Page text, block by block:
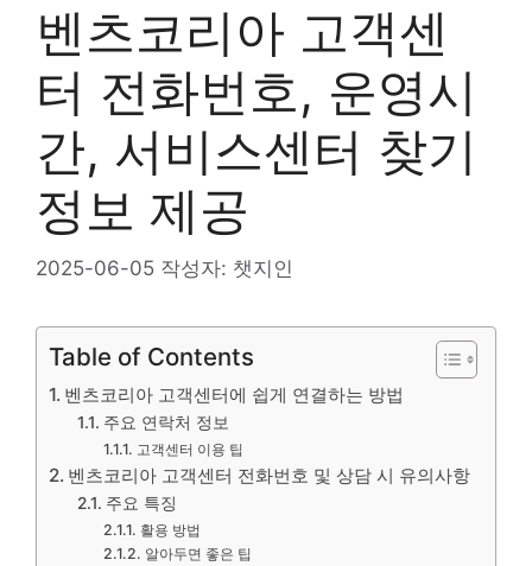
벤츠코리아 고객센
터 전화번호, 운영시
간, 서비스센터 찾기
정보 제공
2025-06-05 작성자: 챗지인
Table of Contents
벤츠코리아 고객센터에 쉽게 연결하는 방법
주요 연락처 정보
고객센터 이용 팁
벤츠코리아 고객센터 전화번호 및 상담 시 유의사항
주요 특징
활용 방법
알아두면 좋은 팁